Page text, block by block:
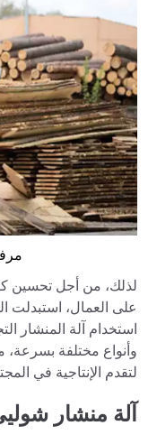
لذلك، من أجل تحسين
على العمال، استبدلت
استخدام آلة المنشار
وأنواع مختلفة
لتقدم الإنتاجية في
آلة منشار